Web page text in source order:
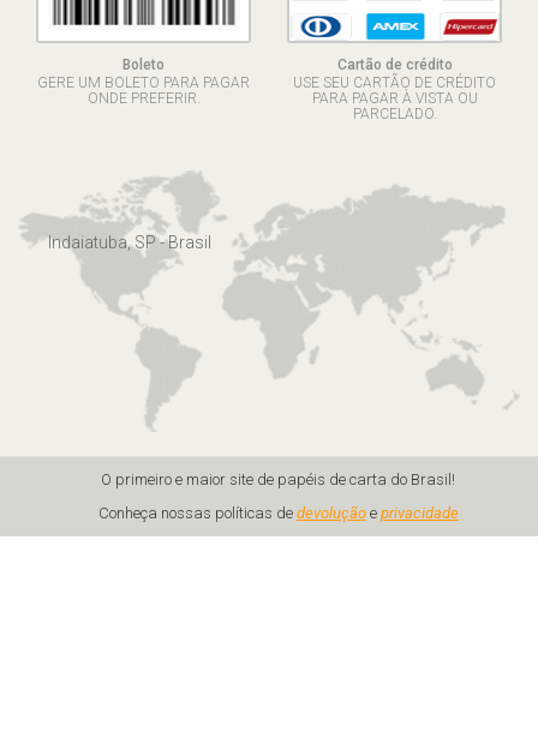
Boleto
GERE UM BOLETO PARA PAGAR
ONDE PREFERIR.
Cartão de crédito
USE SEU CARTÃO DE CRÉDITO
PARA PAGAR À VISTA OU
PARCELADO.
Indaiatuba, SP - Brasil
O primeiro e maior site de papéis de carta do Brasil!
Conheça nossas políticas de devoluçãoe privacidade